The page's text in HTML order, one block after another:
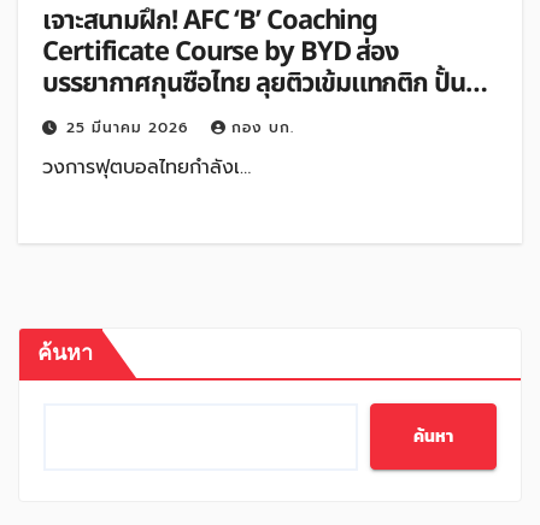
เจาะสนามฝึก! AFC ‘B’ Coaching
Certificate Course by BYD ส่อง
บรรยากาศกุนซือไทย ลุยติวเข้มแทกติก ปั้น
โค้ชคุณภาพสู่มาตรฐานสากล
25 มีนาคม 2026 กอง บก.
วงการฟุตบอลไทยกำลังเ…
ค้นหา
ค้นหา